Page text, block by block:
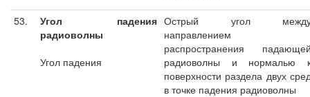
53.
Угол падения
радиоволны
Угол падения
Острый угол
направлением
распространения
радиоволны и нормалью
поверхности раздела двух
в точке падения радиоволны